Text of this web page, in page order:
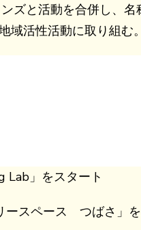
ズと活動を合併し、名
域活性活動に取り組む。
」をスタート
スペース つばさ」を